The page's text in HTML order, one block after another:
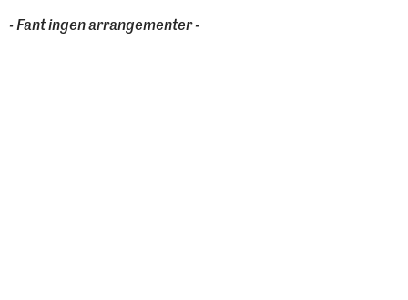
- Fant ingen arrangementer -